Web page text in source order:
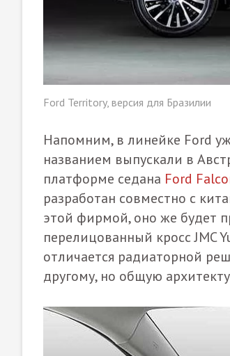
Ford Territory, версия для Бразилии
Напомним, в линейке Ford
названием выпускали в
платформе седана Ford
разработан совместно с
этой фирмой, оно же будет
перелицованный кросс JMC
отличается радиаторной
другому, но общую